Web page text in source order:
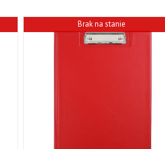
Brak na stanie